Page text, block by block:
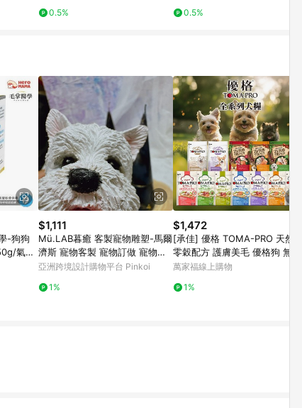
0.5%
0.5%
-狗狗
氣管
$1,111
Mü.LAB暮癒 客製寵物雕塑-馬爾
濟斯 寵物客製 寵物訂做 寵物紀
念
亞洲跨境設計購物平台 Pinkoi
1%
$1,472
[承佳] 優格 TOMA-PRO 天然%
零穀配方 護膚美毛 優格狗 無榖
狗飼料 犬糧 老犬 熟齡犬 成犬 幼
萬家福線上購物
1%